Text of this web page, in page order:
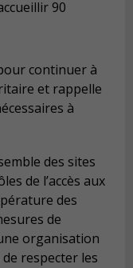
90
continuer à
et rappelle
à
des sites
de l’accès aux
des
de
organisation
respecter les